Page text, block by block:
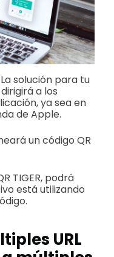
La solución para tu
a los
ya sea en
de Apple.
un código QR
TIGER, podrá
está utilizando
URL